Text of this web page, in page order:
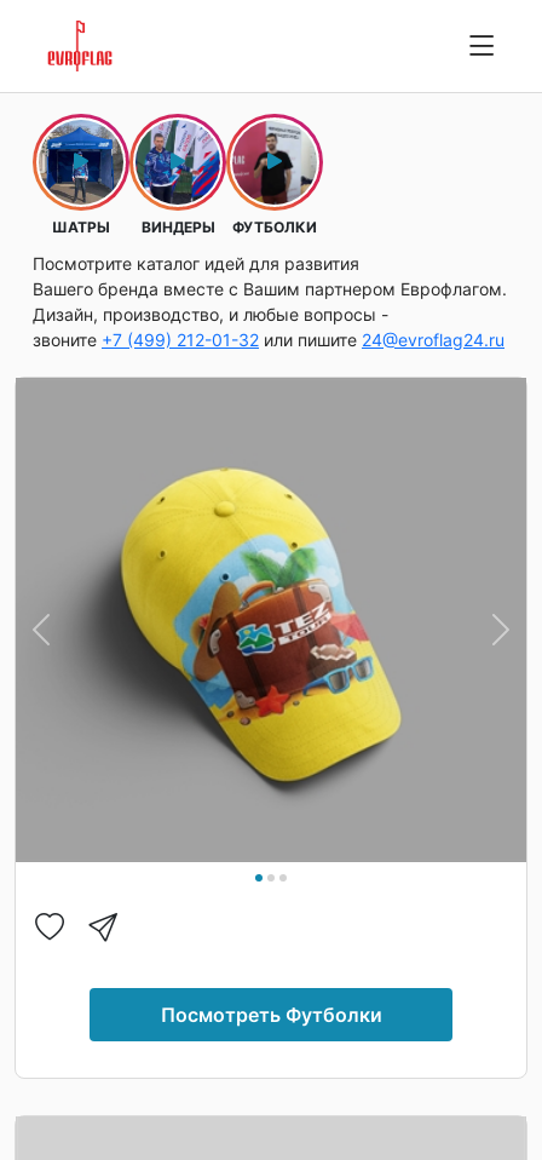
ШАТРЫ ВИНДЕРЫ ФУТБОЛКИ
Посмотрите каталог идей для развития
Вашего бренда вместе с Вашим партнером Еврофлагом.
Дизайн, производство, и любые вопросы -
звоните +7 (499) 212-01-32 или пишите 24@evroflag24.ru
Previous Next
Посмотреть Футболки